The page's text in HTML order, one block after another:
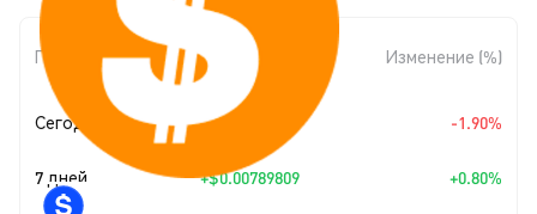
Период
Изменение
суммы
Изменение (%)
Сегодня -$0.019274 -1.90%
7 дней +$0.00789809 +0.80%